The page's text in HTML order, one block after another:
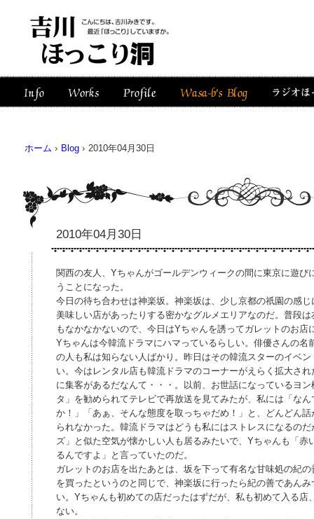
ホーム › Blog › 2010年04月30日
2010年04月30日
関西の友人、Yちゃんがゴールデンウィークの間に東京に遊び
うことになった。
今日の待ち合わせは神楽坂。神楽坂は、少し京都の祇園の感
美味しい店があったりする密かなグルメエリアなのだ。普段
もなかなかないので、今日はYちゃんを誘ってガレットのお店
Yちゃんは今韓流ドラマにハマっているらしい。俳優さんの名
の人も私は知らない人ばかり。昨日はその韓流スターのイベ
い。今はレンタル店も韓流ドラマのコーナーがえらく拡大さ
に集客があるだなんて・・・。以前、お世話になっているヨ
タ」を勧められてテレビで再放送を見てみたが、私には「な
か！」「あぁ、そんな態度を取っちゃだめ！」と、どんどん
られなかった。韓流ドラマはどうも私にはストレスになるの
ズ」と似た空気が懐かしい人も居るみたいで、Yちゃんも「赤
るんですよ」と言っていたのだ。
ガレットのお店を出たあとは、坂を下って有名な甘味処の紀
を買ったというのと同じで、神楽坂に行ったら紀の善であん
い。Yちゃんも初めての店だったはずだが、私も初めて入る店
ない。